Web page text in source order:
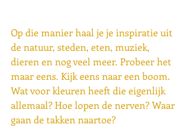
Op die manier haal je je inspiratie uit
de natuur, steden, eten, muziek,
dieren en nog veel meer. Probeer het
maar eens. Kijk eens naar een boom.
Wat voor kleuren heeft die eigenlijk
allemaal? Hoe lopen de nerven? Waar
gaan de takken naartoe?